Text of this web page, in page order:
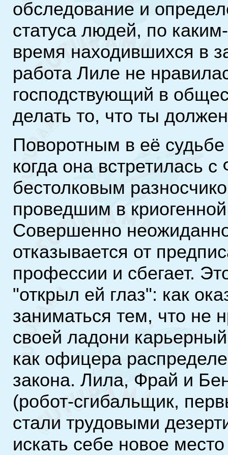
обследование и
статуса людей, по
время находившихся в
работа Лиле не
господствующий в
делать то, что ты
Поворотным в её
когда она встретилась
бестолковым
проведшим в
Совершенно
отказывается от
профессии и сбегает.
"открыл ей глаз": как
заниматься тем, что не
своей ладони
как офицера
закона. Лила, Фрай и
(робот-сгибальщик,
стали трудовыми
искать себе новое